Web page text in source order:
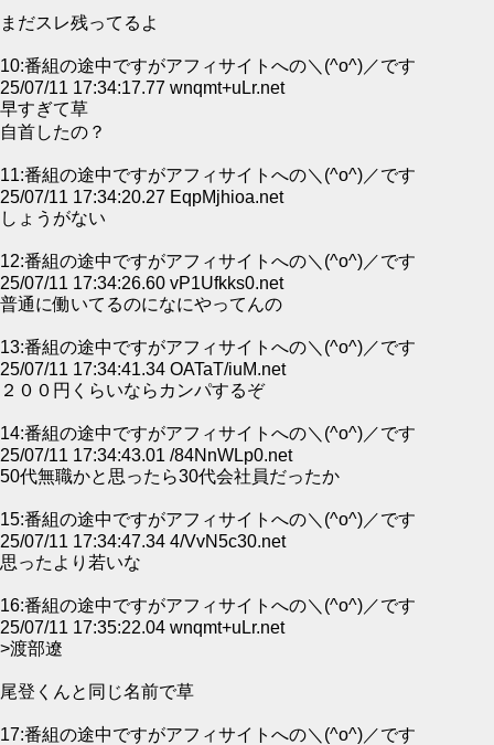
まだスレ残ってるよ
10:番組の途中ですがアフィサイトへの＼(^o^)／です
25/07/11 17:34:17.77 wnqmt+uLr.net
早すぎて草
自首したの？
11:番組の途中ですがアフィサイトへの＼(^o^)／です
25/07/11 17:34:20.27 EqpMjhioa.net
しょうがない
12:番組の途中ですがアフィサイトへの＼(^o^)／です
25/07/11 17:34:26.60 vP1Ufkks0.net
普通に働いてるのになにやってんの
13:番組の途中ですがアフィサイトへの＼(^o^)／です
25/07/11 17:34:41.34 OATaT/iuM.net
２００円くらいならカンパするぞ
14:番組の途中ですがアフィサイトへの＼(^o^)／です
25/07/11 17:34:43.01 /84NnWLp0.net
50代無職かと思ったら30代会社員だったか
15:番組の途中ですがアフィサイトへの＼(^o^)／です
25/07/11 17:34:47.34 4/VvN5c30.net
思ったより若いな
16:番組の途中ですがアフィサイトへの＼(^o^)／です
25/07/11 17:35:22.04 wnqmt+uLr.net
>渡部遼
尾登くんと同じ名前で草
17:番組の途中ですがアフィサイトへの＼(^o^)／です